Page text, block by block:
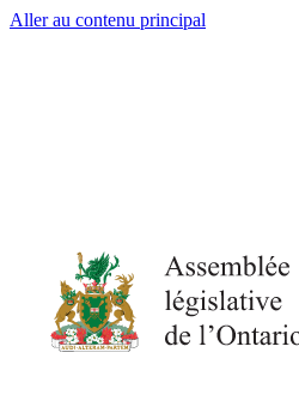
Aller au contenu principal